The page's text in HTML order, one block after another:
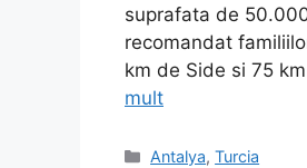
suprafata de
recomandat
km de Side si 75
mult
Categorii
Antalya,Turcia